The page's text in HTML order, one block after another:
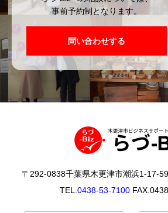
事前予約制となります。
問い合わせする
〒292-0838千葉県木更津市潮浜1-17-
TEL. 0438-53-7100